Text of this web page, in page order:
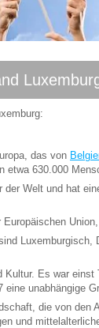
das von
etwa 630.000
der Welt und hat
Es war
unabhängige
die von
und